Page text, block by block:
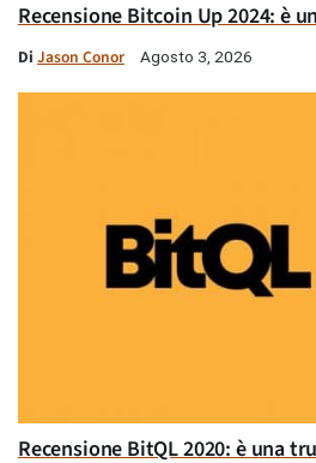
Recensione Bitcoin Up 2024: è
Di Jason Conor Agosto 3, 2026
Recensione BitQL 2020: è una